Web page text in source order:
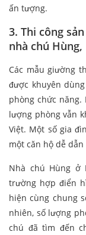
ấn tượng.
3. Thi công
nhà chú
Các mẫu giường
được khuyên
phòng chức
lượng phòng vẫn
Việt. Một số gia
một căn hộ dễ
Nhà chú Hùng ở
trường hợp điển
hiện cùng chung
nhiên, số lượng
chú đã tìm đến